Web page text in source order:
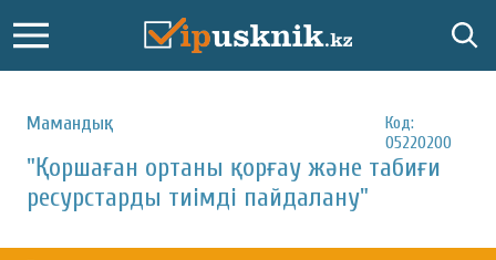
Мамандық:
Код:
05220200
"Қоршаған ортаны қорғау және табиғи
ресурстарды тиімді пайдалану"